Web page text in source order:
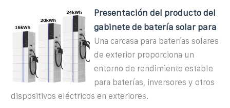
Presentación del producto del
gabinete de batería solar para
Una carcasa para baterías solares
de exterior proporciona un
entorno de rendimiento estable
para baterías, inversores y otros
dispositivos eléctricos en exteriores.